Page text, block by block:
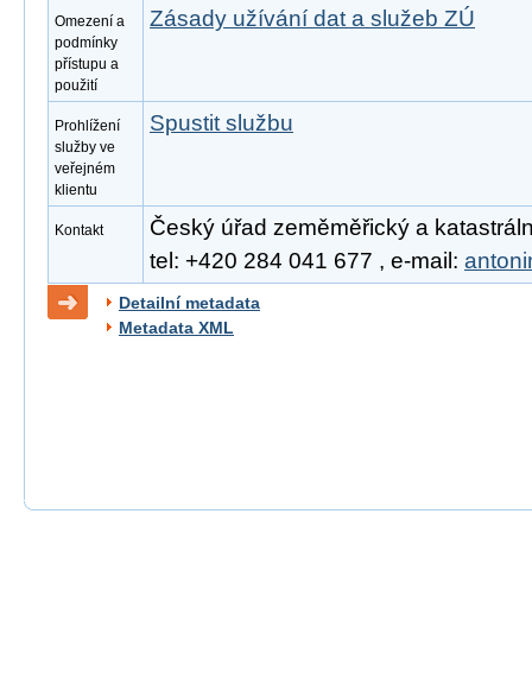
Omezení a
podmínky
přístupu a
použití
Zásady užívání dat a služeb ZÚ
Prohlížení
služby ve
veřejném
klientu
Spustit službu
Kontakt
Český úřad zeměměřický a
tel: +420 284 041 677 , e-mail:
Detailní metadata
Metadata XML